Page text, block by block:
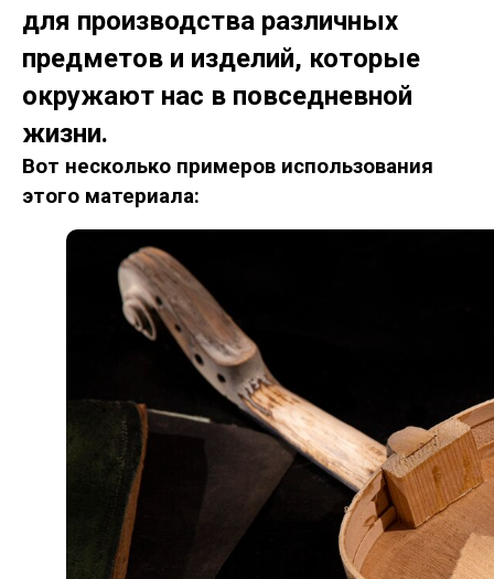
для производства различных
предметов и изделий, которые
окружают нас в повседневной
жизни.
Вот несколько примеров использования
этого материала: